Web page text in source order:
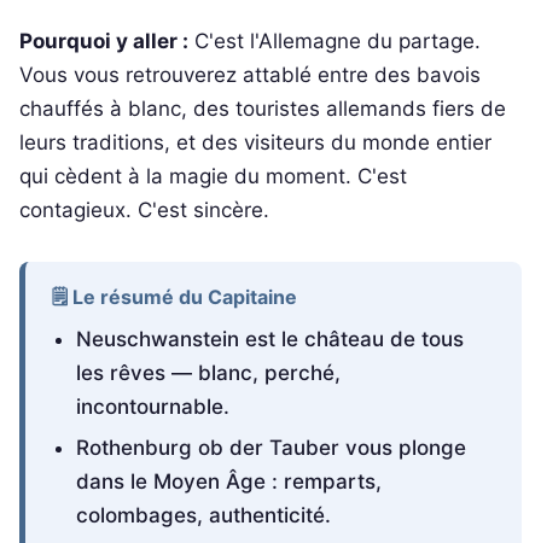
Pourquoi y aller : C'est l'Allemagne du partage.
Vous vous retrouverez attablé entre des bavois
chauffés à blanc, des touristes allemands fiers de
leurs traditions, et des visiteurs du monde entier
qui cèdent à la magie du moment. C'est
contagieux. C'est sincère.
🗒️ Le résumé du Capitaine
Neuschwanstein est le château de tous
les rêves — blanc, perché,
incontournable.
Rothenburg ob der Tauber vous plonge
dans le Moyen Âge : remparts,
colombages, authenticité.